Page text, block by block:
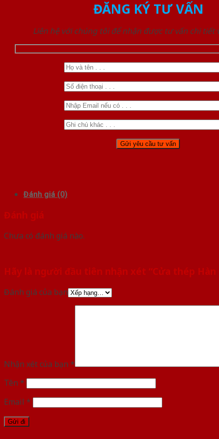
ĐĂNG KÝ TƯ VẤN
Liên hệ với chúng tôi để nhận được tư vấn chi tiết
Đánh giá (0)
Đánh giá
Chưa có đánh giá nào.
Hãy là người đầu tiên nhận xét “Cửa thép Hàn
Đánh giá của bạn
Nhận xét của bạn *
Tên *
Email *